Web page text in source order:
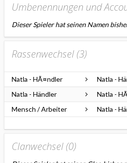
Umbenennungen und
Dieser Spieler hat seinen Namen
Rassenwechsel (3)
Natla - HÃ¤ndler Natla -
Natla - Händler
Natla -
Mensch / Arbeiter
Natla -
Clanwechsel (0)